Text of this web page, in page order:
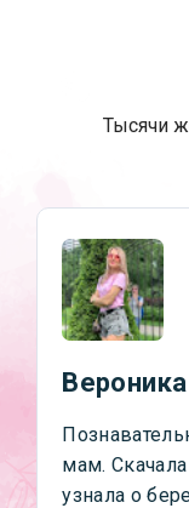
Тысячи
мам.
узнала о